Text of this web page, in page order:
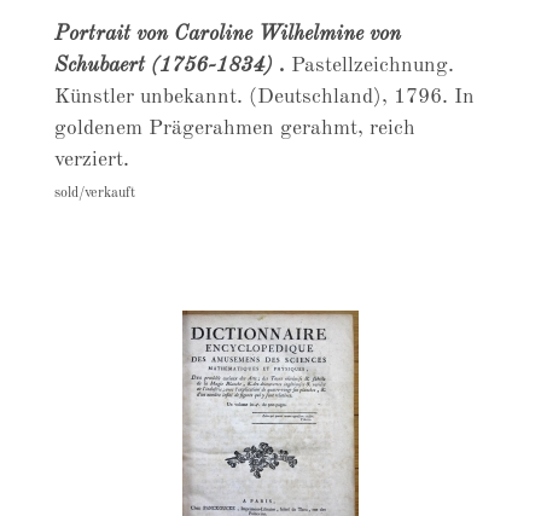
Portrait von Caroline Wilhelmine von
Schubaert (1756-1834) . Pastellzeichnung.
Künstler unbekannt. (Deutschland), 1796. In
goldenem Prägerahmen gerahmt, reich
verziert.
sold/verkauft